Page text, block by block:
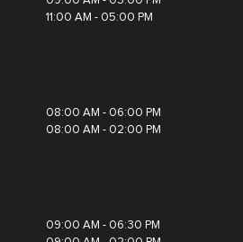
11:00 AM - 05:00 PM
08:00 AM - 06:00 PM
08:00 AM - 02:00 PM
09:00 AM - 06:30 PM